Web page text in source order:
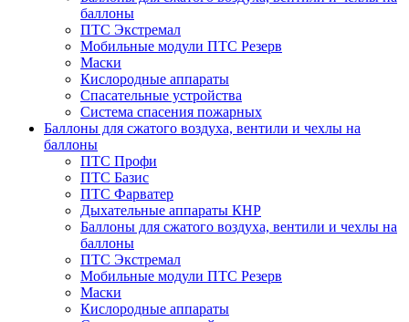
баллоны
ПТС Экстремал
Мобильные модули ПТС Резерв
Маски
Кислородные аппараты
Спасательные устройства
Система спасения пожарных
Баллоны для сжатого воздуха, вентили и чехлы на
баллоны
ПТС Профи
ПТС Базис
ПТС Фарватер
Дыхательные аппараты КНР
Баллоны для сжатого воздуха, вентили и чехлы на
баллоны
ПТС Экстремал
Мобильные модули ПТС Резерв
Маски
Кислородные аппараты